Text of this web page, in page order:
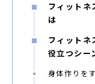
フィットネ
は
フィットネ
役立つシー
身体作りを